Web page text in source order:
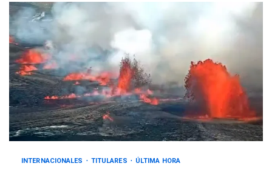
INTERNACIONALES TITULARES ÚLTIMA HORA